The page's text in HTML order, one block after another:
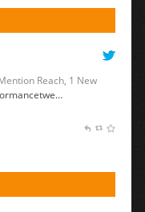
Reach, 1 New